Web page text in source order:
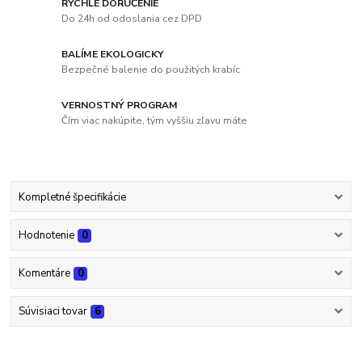
RÝCHLE DORUČENIE
Do 24h od odoslania cez DPD
BALÍME EKOLOGICKY
Bezpečné balenie do použitých krabíc
VERNOSTNÝ PROGRAM
Čím viac nakúpite, tým vyššiu zľavu máte
Kompletné špecifikácie
Hodnotenie 0
Komentáre 0
Súvisiaci tovar 6